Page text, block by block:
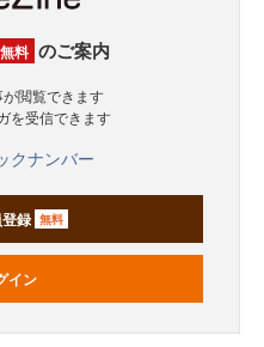
無料 のご案内
が閲覧できます
を受信できます
クナンバー
録 無料
イン